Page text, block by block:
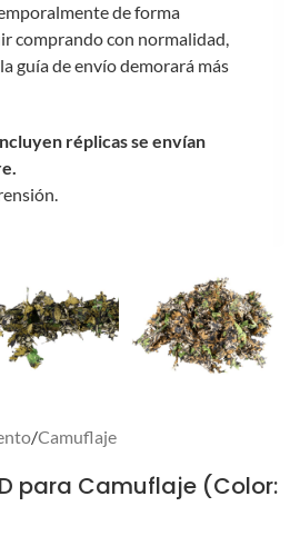
de forma
comprando con normalidad,
guía de envío demorará más
réplicas se envían
/Camuflaje
para Camuflaje (Color: